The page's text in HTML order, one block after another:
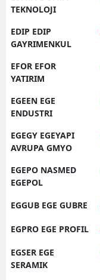
TEKNOLOJI
EDIP EDIP
GAYRIMENKUL
EFOR EFOR
YATIRIM
EGEEN EGE
ENDUSTRI
EGEGY EGEYAPI
AVRUPA GMYO
EGEPO NASMED
EGEPOL
EGGUB EGE GUBRE
EGPRO EGE PROFIL
EGSER EGE
SERAMIK